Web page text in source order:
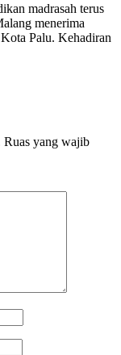
madrasah terus
menerima
Palu. Kehadiran
Ruas yang wajib